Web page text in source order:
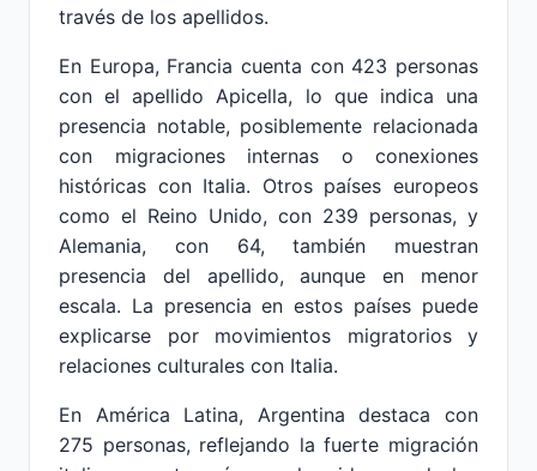
través de los apellidos.
En Europa, Francia cuenta con 423 personas
con el apellido Apicella, lo que indica una
presencia notable, posiblemente relacionada
con migraciones internas o conexiones
históricas con Italia. Otros países europeos
como el Reino Unido, con 239 personas, y
Alemania, con 64, también muestran
presencia del apellido, aunque en menor
escala. La presencia en estos países puede
explicarse por movimientos migratorios y
relaciones culturales con Italia.
En América Latina, Argentina destaca con
275 personas, reflejando la fuerte migración